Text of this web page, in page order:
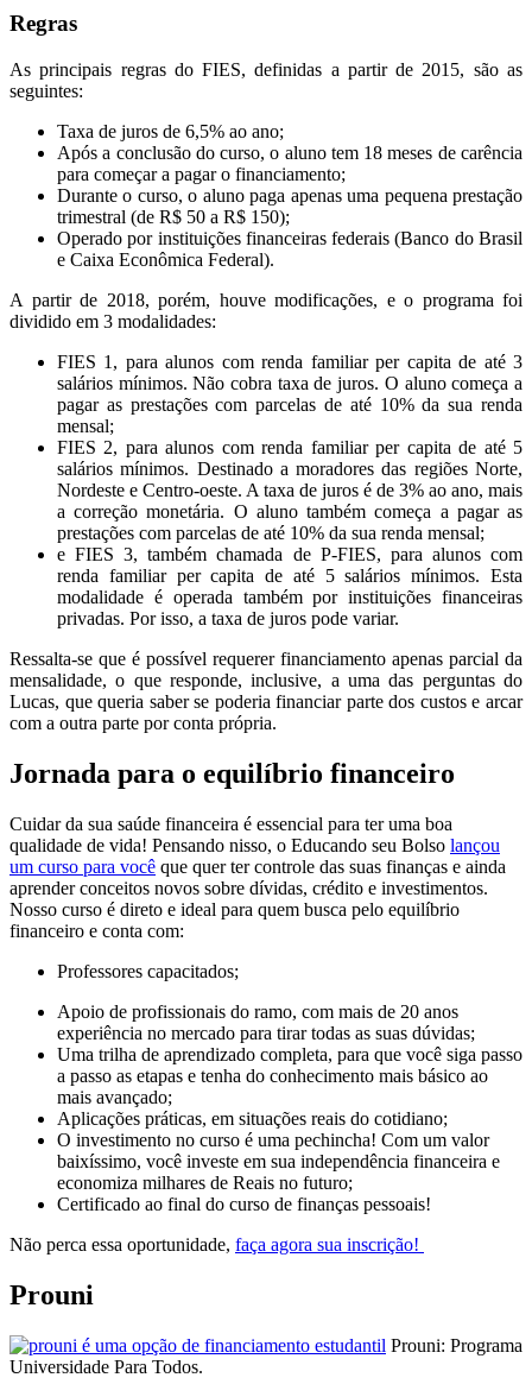
Regras
As principais regras do FIES, definidas a partir de 2015, são as
seguintes:
Taxa de juros de 6,5% ao ano;
Após a conclusão do curso, o aluno tem 18 meses de carência
para começar a pagar o financiamento;
Durante o curso, o aluno paga apenas uma pequena prestação
trimestral (de R$ 50 a R$ 150);
Operado por instituições financeiras federais (Banco do Brasil
e Caixa Econômica Federal).
A partir de 2018, porém, houve modificações, e o programa foi
dividido em 3 modalidades:
FIES 1, para alunos com renda familiar per capita de até 3
salários mínimos. Não cobra taxa de juros. O aluno começa a
pagar as prestações com parcelas de até 10% da sua renda
mensal;
FIES 2, para alunos com renda familiar per capita de até 5
salários mínimos. Destinado a moradores das regiões Norte,
Nordeste e Centro-oeste. A taxa de juros é de 3% ao ano, mais
a correção monetária. O aluno também começa a pagar as
prestações com parcelas de até 10% da sua renda mensal;
e FIES 3, também chamada de P-FIES, para alunos com
renda familiar per capita de até 5 salários mínimos. Esta
modalidade é operada também por instituições financeiras
privadas. Por isso, a taxa de juros pode variar.
Ressalta-se que é possível requerer financiamento apenas parcial da
mensalidade, o que responde, inclusive, a uma das perguntas do
Lucas, que queria saber se poderia financiar parte dos custos e arcar
com a outra parte por conta própria.
Jornada para o equilíbrio financeiro
Cuidar da sua saúde financeira é essencial para ter uma boa
qualidade de vida! Pensando nisso, o Educando seu Bolso lançou
um curso para você que quer ter controle das suas finanças e ainda
aprender conceitos novos sobre dívidas, crédito e investimentos.
Nosso curso é direto e ideal para quem busca pelo equilíbrio
financeiro e conta com:
Professores capacitados;
Apoio de profissionais do ramo, com mais de 20 anos
experiência no mercado para tirar todas as suas dúvidas;
Uma trilha de aprendizado completa, para que você siga passo
a passo as etapas e tenha do conhecimento mais básico ao
mais avançado;
Aplicações práticas, em situações reais do cotidiano;
O investimento no curso é uma pechincha! Com um valor
baixíssimo, você investe em sua independência financeira e
economiza milhares de Reais no futuro;
Certificado ao final do curso de finanças pessoais!
Não perca essa oportunidade, faça agora sua inscrição!
Prouni
Prouni: Programa
Universidade Para Todos.